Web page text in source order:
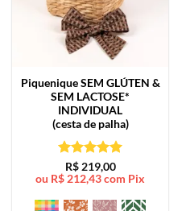
Piquenique SEM GLÚTEN &
SEM LACTOSE*
INDIVIDUAL
(cesta de palha)
Avaliação5
de 5
R$219,00
ou R$ 212,43com Pix